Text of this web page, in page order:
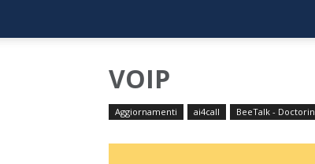
VOIP
Aggiornamenti ai4call BeeTalk - Doctorin